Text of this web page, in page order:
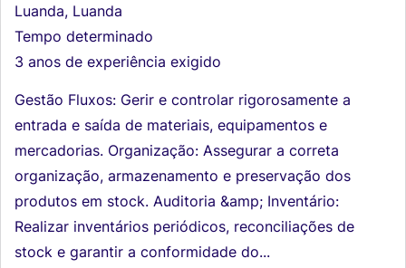
Luanda, Luanda
Tempo determinado
3 anos de experiência exigido
Gestão Fluxos: Gerir e controlar rigorosamente a
entrada e saída de materiais, equipamentos e
mercadorias. Organização: Assegurar a correta
organização, armazenamento e preservação dos
produtos em stock. Auditoria &amp; Inventário:
Realizar inventários periódicos, reconciliações de
stock e garantir a conformidade do...